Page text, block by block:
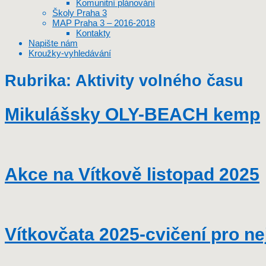
Komunitní plánování
Školy Praha 3
MAP Praha 3 – 2016-2018
Kontakty
Napište nám
Kroužky-vyhledávání
Rubrika: Aktivity volného času
Mikulášsky OLY-BEACH kemp
Akce na Vítkově listopad 2025
Vítkovčata 2025-cvičení pro